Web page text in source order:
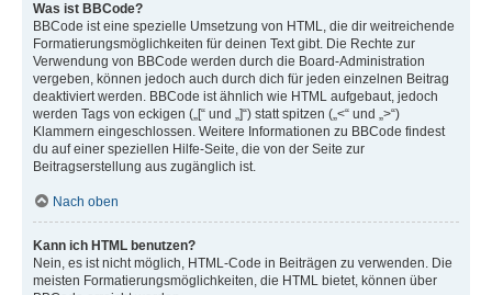
Was ist BBCode?
BBCode ist eine spezielle Umsetzung von HTML, die dir weitreichende
Formatierungsmöglichkeiten für deinen Text gibt. Die Rechte zur
Verwendung von BBCode werden durch die Board-Administration
vergeben, können jedoch auch durch dich für jeden einzelnen Beitrag
deaktiviert werden. BBCode ist ähnlich wie HTML aufgebaut, jedoch
werden Tags von eckigen („[“ und „]“) statt spitzen („<“ und „>“)
Klammern eingeschlossen. Weitere Informationen zu BBCode findest
du auf einer speziellen Hilfe-Seite, die von der Seite zur
Beitragserstellung aus zugänglich ist.
Nach oben
Kann ich HTML benutzen?
Nein, es ist nicht möglich, HTML-Code in Beiträgen zu verwenden. Die
meisten Formatierungsmöglichkeiten, die HTML bietet, können über